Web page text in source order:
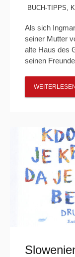
BUCH-TIPPS,
Als sich
seiner Mutter
alte Haus des
seinen
WEITERLESEN